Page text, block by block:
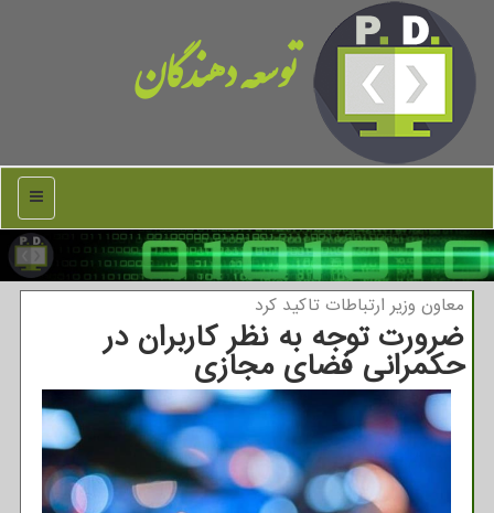
توسعه دهندگان
منو
معاون وزیر ارتباطات تاكید كرد
ضرورت توجه به نظر کاربران در
حکمرانی فضای مجازی